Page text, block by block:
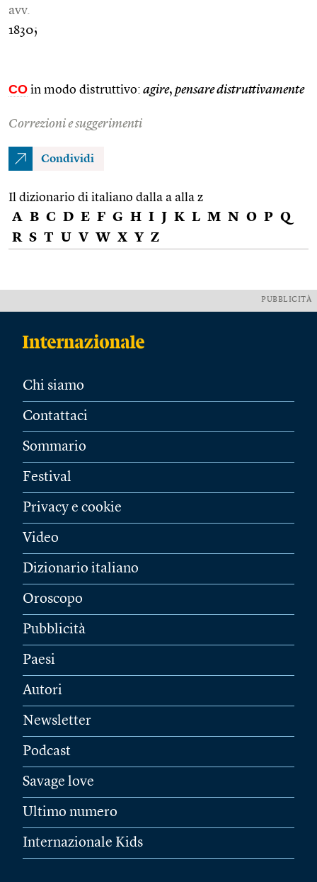
avv.
1830;
CO in modo distruttivo: agire, pensare distruttivamente
Correzioni e suggerimenti
Condividi
Il dizionario di italiano dalla a alla z
A B C D E F G H I J K L M N O P Q
R S T U V W X Y Z
PUBBLICITÀ
Chi siamo
Contattaci
Sommario
Festival
Privacy e cookie
Video
Dizionario italiano
Oroscopo
Pubblicità
Paesi
Autori
Newsletter
Podcast
Savage love
Ultimo numero
Internazionale Kids